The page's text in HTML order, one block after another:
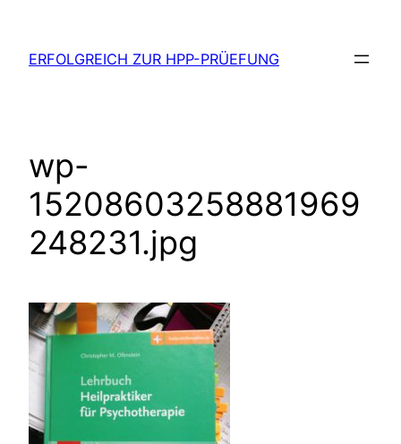
springen
ERFOLGREICH ZUR HPP-PRÜEFUNG
wp-
15208603258881969
248231.jpg